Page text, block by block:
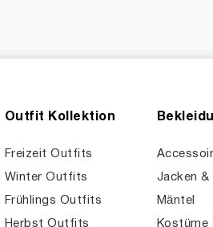
Outfit Kollektion
Freizeit Outfits
Winter Outfits
Frühlings Outfits
Herbst Outfits
Jacken &
Mäntel
Kostüme